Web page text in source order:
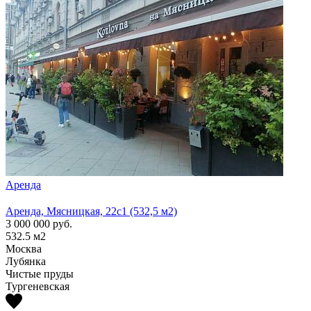
Аренда
Аренда, Мясницкая, 22с1 (532,5 м2)
3 000 000 руб.
532.5 м2
Москва
Лубянка
Чистые пруды
Тургеневская